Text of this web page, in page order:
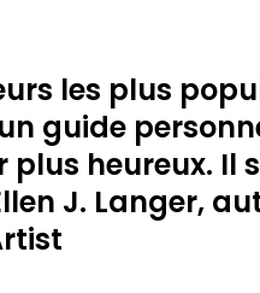
les plus
guide
heureux. Il
J. Langer,